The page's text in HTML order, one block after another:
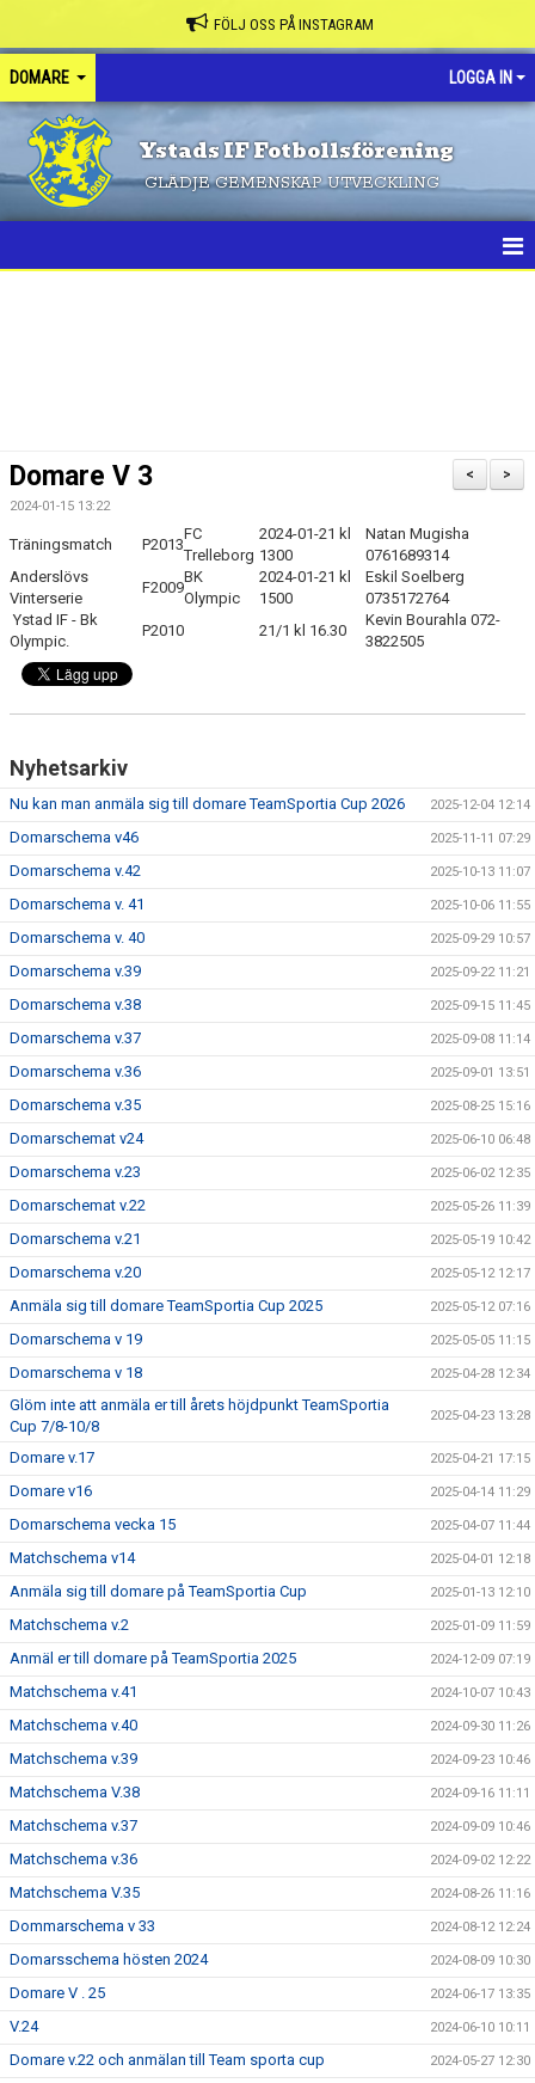
FÖLJ OSS PÅ INSTAGRAM
DOMARE LOGGA IN
Ystads IF Fotbollsförening
GLÄDJE GEMENSKAP UTVECKLING
BILDGALLERI
DOKUMENT
KONTAKT
>
<
Domare V 3
2024-01-15 13:22
Träningsmatch P2013
FC
Trelleborg
2024-01-21 kl
1300
Natan Mugisha
0761689314
Anderslövs
Vinterserie
F2009
BK
Olympic
2024-01-21 kl
1500
Eskil Soelberg
0735172764
Ystad IF - Bk
Olympic.
P2010 21/1 kl 16.30
Kevin Bourahla 072-
3822505
Nyhetsarkiv
Nu kan man anmäla sig till domare TeamSportia Cup 2026 2025-12-04 12:14
Domarschema v46 2025-11-11 07:29
Domarschema v.42 2025-10-13 11:07
Domarschema v. 41 2025-10-06 11:55
Domarschema v. 40 2025-09-29 10:57
Domarschema v.39 2025-09-22 11:21
Domarschema v.38 2025-09-15 11:45
Domarschema v.37 2025-09-08 11:14
Domarschema v.36 2025-09-01 13:51
Domarschema v.35 2025-08-25 15:16
Domarschemat v24 2025-06-10 06:48
Domarschema v.23 2025-06-02 12:35
Domarschemat v.22 2025-05-26 11:39
Domarschema v.21 2025-05-19 10:42
Domarschema v.20 2025-05-12 12:17
Anmäla sig till domare TeamSportia Cup 2025 2025-05-12 07:16
Domarschema v 19 2025-05-05 11:15
Domarschema v 18 2025-04-28 12:34
Glöm inte att anmäla er till årets höjdpunkt TeamSportia
Cup 7/8-10/8
2025-04-23 13:28
Domare v.17 2025-04-21 17:15
Domare v16 2025-04-14 11:29
Domarschema vecka 15 2025-04-07 11:44
Matchschema v14 2025-04-01 12:18
Anmäla sig till domare på TeamSportia Cup 2025-01-13 12:10
Matchschema v.2 2025-01-09 11:59
Anmäl er till domare på TeamSportia 2025 2024-12-09 07:19
Matchschema v.41 2024-10-07 10:43
Matchschema v.40 2024-09-30 11:26
Matchschema v.39 2024-09-23 10:46
Matchschema V.38 2024-09-16 11:11
Matchschema v.37 2024-09-09 10:46
Matchschema v.36 2024-09-02 12:22
Matchschema V.35 2024-08-26 11:16
Dommarschema v 33 2024-08-12 12:24
Domarsschema hösten 2024 2024-08-09 10:30
Domare V . 25 2024-06-17 13:35
V.24 2024-06-10 10:11
Domare v.22 och anmälan till Team sporta cup 2024-05-27 12:30